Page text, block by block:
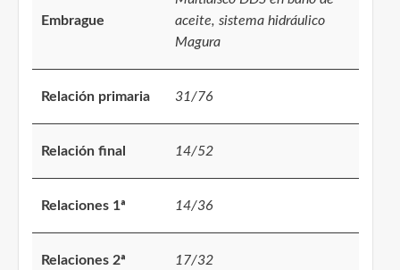
Embrague
aceite, sistema hidráulico
Magura
Relación primaria 31/76
Relación final 14/52
Relaciones 1ª 14/36
Relaciones 2ª 17/32